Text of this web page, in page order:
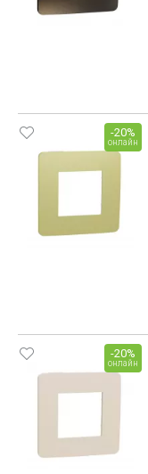
-20%
онлайн
-20%
онлайн